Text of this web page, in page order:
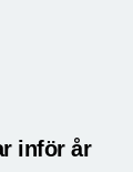
inför år